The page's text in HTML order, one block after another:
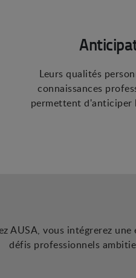
Leurs qualités
connaissances
permettent d'anticiper
AUSA, vous intégrerez
défis professionnels